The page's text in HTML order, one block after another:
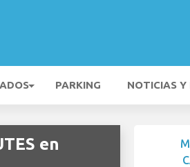
PARKING NOTICIAS Y
en